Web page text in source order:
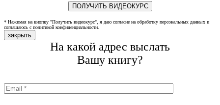
* Нажимая на кнопку "Получить видеокурс", я даю согласие на обработку персональных данных и
соглашаюсь с политикой конфиденциальности.
закрыть
На какой адрес выслать
Вашу книгу?